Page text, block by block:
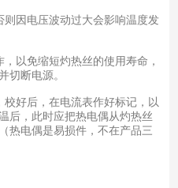
因电压波动过大会影响温度发
以免缩短灼热丝的使用寿命，
切断电源。
好后，在电流表作好标记，以
后，此时应把热电偶从灼热丝
热电偶是易损件，不在产品三